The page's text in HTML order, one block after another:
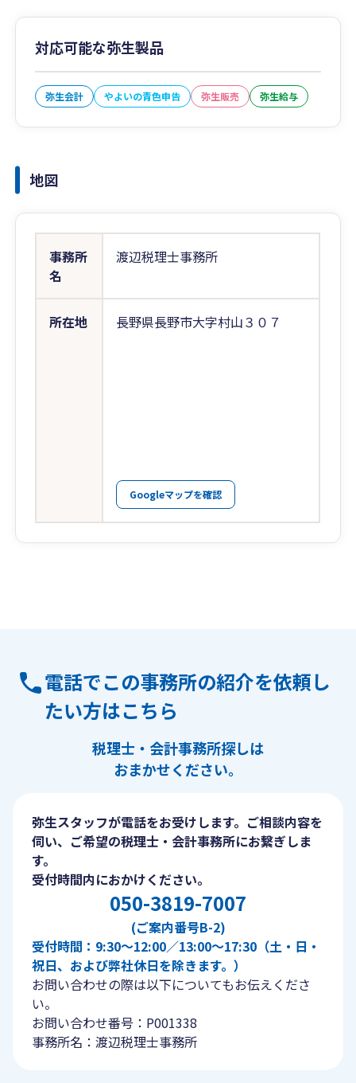
対応可能な弥生製品
弥生会計 やよいの青色申告 弥生販売 弥生給与
地図
事務所
名
渡辺税理士事務所
所在地 長野県長野市大字村山３０７
Googleマップを確認
電話でこの事務所の紹介を依頼し
たい方はこちら
税理士・会計事務所探しは
おまかせください。
弥生スタッフが電話をお受けします。ご相談内容を
伺い、ご希望の税理士・会計事務所にお繋ぎしま
す。
受付時間内におかけください。
050-3819-7007
(ご案内番号B-2)
受付時間：9:30〜12:00／13:00〜17:30（土・日・
祝日、および弊社休日を除きます。）
お問い合わせの際は以下についてもお伝えくださ
い。
お問い合わせ番号：P001338
事務所名：渡辺税理士事務所